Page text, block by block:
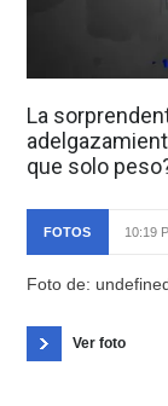
La
que solo
FOTOS 10:19
Foto de:
Ver foto